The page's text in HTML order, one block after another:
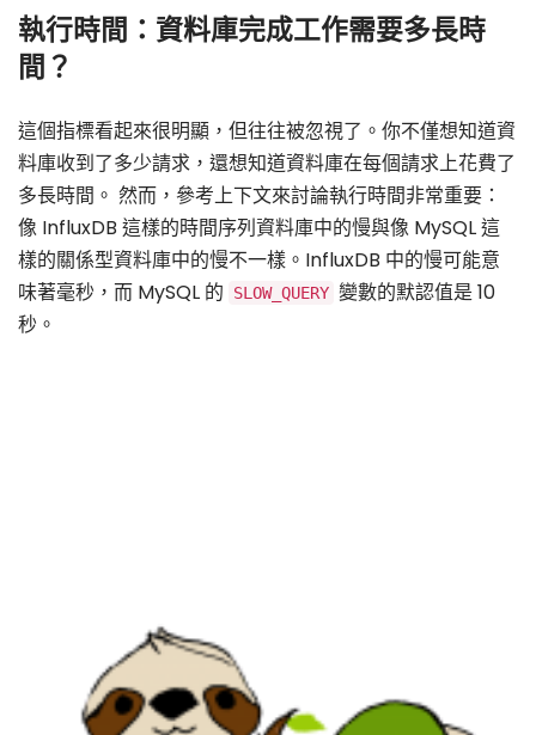
執行時間：資料庫完成工作需要多長時
間？
這個指標看起來很明顯，但往往被忽視了。你不僅想知道資
料庫收到了多少請求，還想知道資料庫在每個請求上花費了
多長時間。 然而，參考上下文來討論執行時間非常重要：
像 InfluxDB 這樣的時間序列資料庫中的慢與像 MySQL 這
樣的關係型資料庫中的慢不一樣。InfluxDB 中的慢可能意
味著毫秒，而 MySQL 的
SLOW_QUERY 變數的默認值是 10
秒。